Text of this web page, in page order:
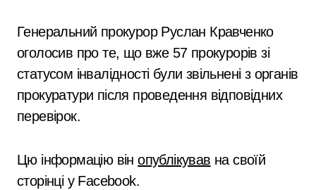
Генеральний прокурор Руслан Кравченко
оголосив про те, що вже 57 прокурорів зі
статусом інвалідності були звільнені з органів
прокуратури після проведення відповідних
перевірок.
Цю інформацію вінопублікував на своїй
сторінці у Facebook.